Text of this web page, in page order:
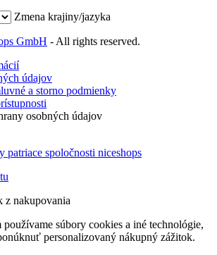
Zmena krajiny/jazyka
GmbH - All rights reserved.
údajov
a storno podmienky
osobných údajov
patriace spoločnosti niceshops
z nakupovania
používame súbory cookies a iné technológie,
personalizovaný nákupný zážitok.